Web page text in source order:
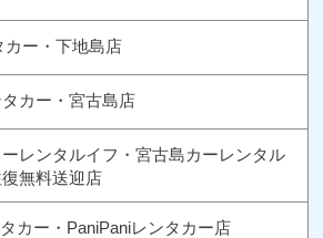
カー・下地島店
カー・宮古島店
レンタルイフ・宮古島カーレンタル
無料送迎店
カー・PaniPaniレンタカー店